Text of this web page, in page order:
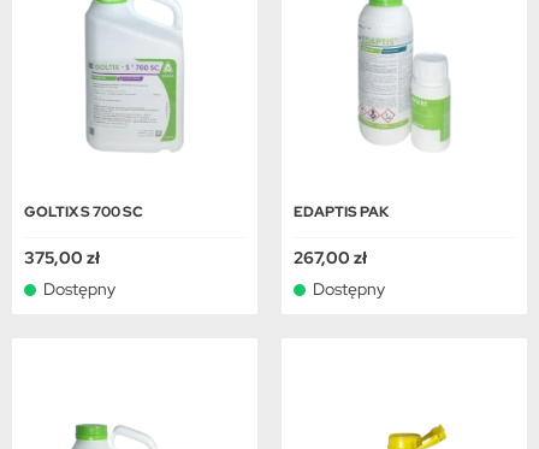
GOLTIX S 700 SC
375,00 zł
Dostępny
EDAPTIS PAK
267,00 zł
Dostępny